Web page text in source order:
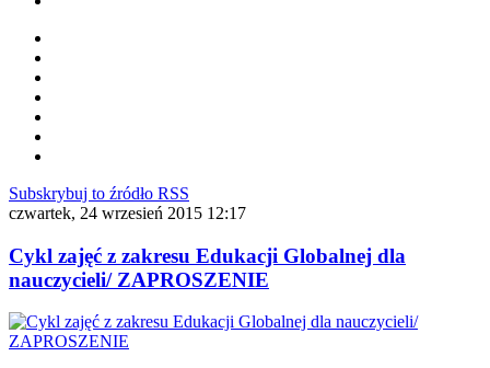
Subskrybuj to źródło RSS
czwartek, 24 wrzesień 2015 12:17
Cykl zajęć z zakresu Edukacji Globalnej dla
nauczycieli/ ZAPROSZENIE